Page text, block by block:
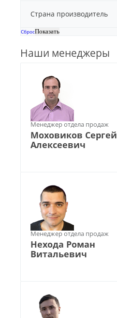
Страна производитель
Сброс
Наши менеджеры
Менеджер отдела продаж
Моховиков Сергей
Алексеевич
Менеджер отдела продаж
Нехода Роман
Витальевич